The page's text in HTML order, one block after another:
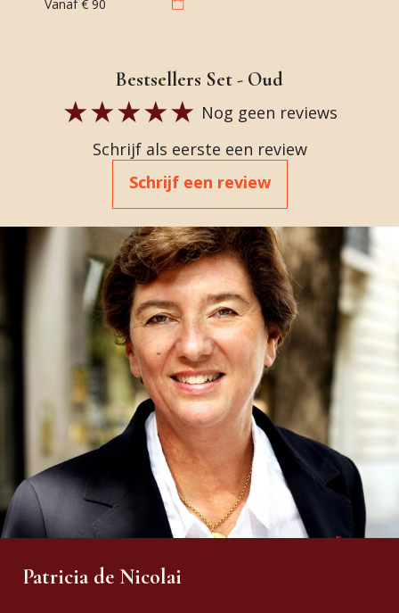
Vanaf € 90
Bestsellers Set - Oud
Nog geen reviews
Schrijf als eerste een review
Schrijf een review
Patricia de Nicolai